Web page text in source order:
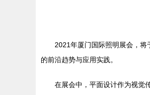
2021年厦门国际照明展会，
的前沿趋势与应用实践。
在展会中，平面设计作为视觉